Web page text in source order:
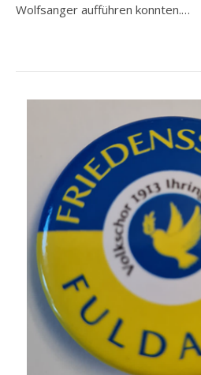
Wolfsanger aufführen konnten.…